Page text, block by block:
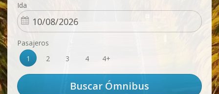
Ida
Pasajeros
1
2 3 4 4+